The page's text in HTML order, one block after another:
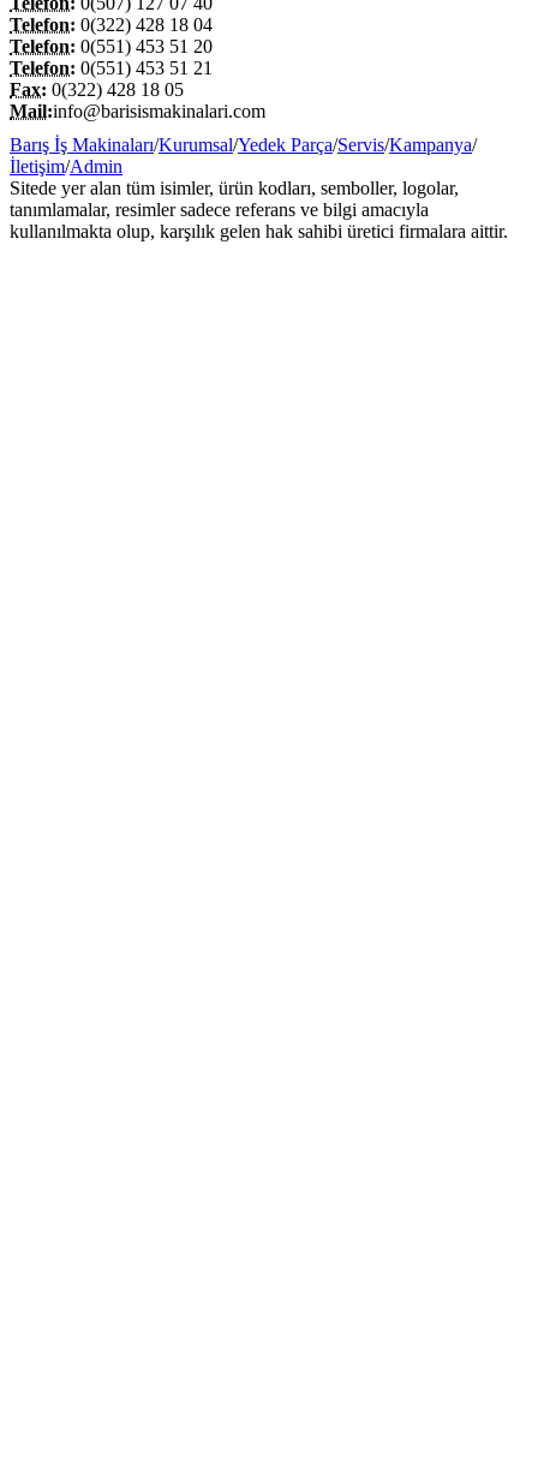
Telefon: 0(322) 428 18 04
Telefon: 0(551) 453 51 20
Telefon: 0(551) 453 51 21
Fax: 0(322) 428 18 05
Mail:info@barisismakinalari.com
Barış İş Makinaları/Kurumsal/Yedek Parça/Servis/Kampanya/
İletişim/Admin
Sitede yer alan tüm isimler, ürün kodları, semboller, logolar,
tanımlamalar, resimler sadece referans ve bilgi amacıyla
kullanılmakta olup, karşılık gelen hak sahibi üretici firmalara aittir.